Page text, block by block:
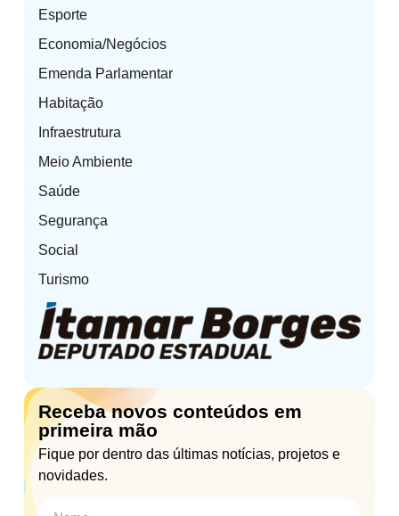
Esporte
Economia/Negócios
Emenda Parlamentar
Habitação
Infraestrutura
Meio Ambiente
Saúde
Segurança
Social
Turismo
Receba novos conteúdos em
primeira mão
Fique por dentro das últimas notícias, projetos e
novidades.